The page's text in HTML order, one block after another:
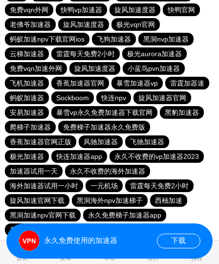
免费vqn外网
快鸭vp加速器 旋风加速度器
快鸭官网
老佛爷加速器
旋风加速度器
极光vqn官网
蚂蚁加速npv下载官网ios
飞狗加速器
黑洞nvp加速器
云梯加速器
雷霆每天免费2小时
极光aurora加速器
免费vqn加速外网
旋风加速度器
小蓝鸟pvn加速器
飞机加速器
香蕉加速器官网 暴雪加速器vp
雷霆加器速
蚂蚁加速器
Sockboom 快连npv
旋风加速器官网
安易加速器
暴雪vp永久免费加速器下载官网
黑豹加速器
爬梯子加速器
免费梯子加速器永久免费版
香蕉加速器官网正版
风驰加速器
飞驰加速器
极光加速器
快连加速器app
永久不收费的vp加速器2023
加速器试用一天
永久不收费的海外加速器
海外加速器试用一小时
一元机场
雷霆每天免费2小时
旋风加速官网下载
黑洞海外npv加速梯子
西柚加速
黑洞加速npv官网下载
永久免费梯子加速器app
暴雪加速器
首页 安卓 苹果 排行 推荐
永久免费使用的加速器 下载
0.017689s